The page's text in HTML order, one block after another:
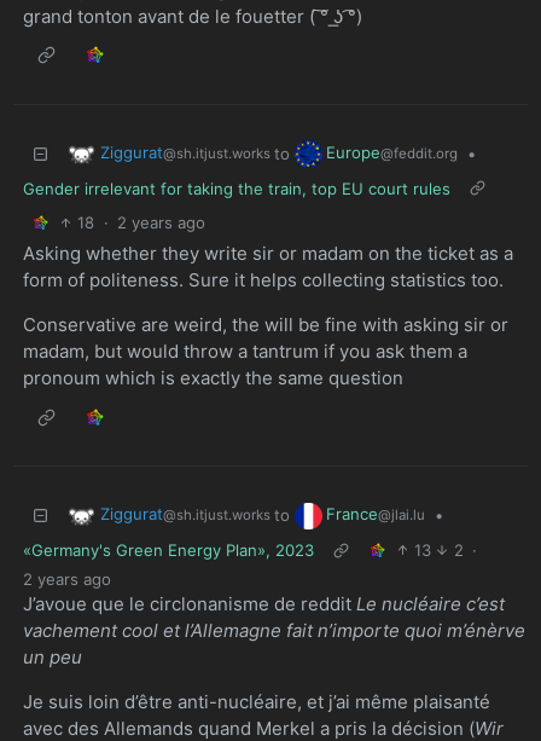
grand tonton avant de le fouetter ( ͠° ͟ʖ ͡°)
Ziggurat@sh.itjust.works to Europe@feddit.org
•
Gender irrelevant for taking the train, top EU court rules
18 · 2 years ago
Asking whether they write sir or madam on the ticket as a
form of politeness. Sure it helps collecting statistics too.
Conservative are weird, the will be fine with asking sir or
madam, but would throw a tantrum if you ask them a
pronoum which is exactly the same question
Ziggurat@sh.itjust.works to France@jlai.lu
•
«Germany's Green Energy Plan», 2023
13 2 ·
2 years ago
J’avoue que le circlonanisme de reddit Le nucléaire c’est
vachement cool et l’Allemagne fait n’importe quoi m’énèrve
un peu
Je suis loin d’être anti-nucléaire, et j’ai même plaisanté
avec des Allemands quand Merkel a pris la décision (Wir